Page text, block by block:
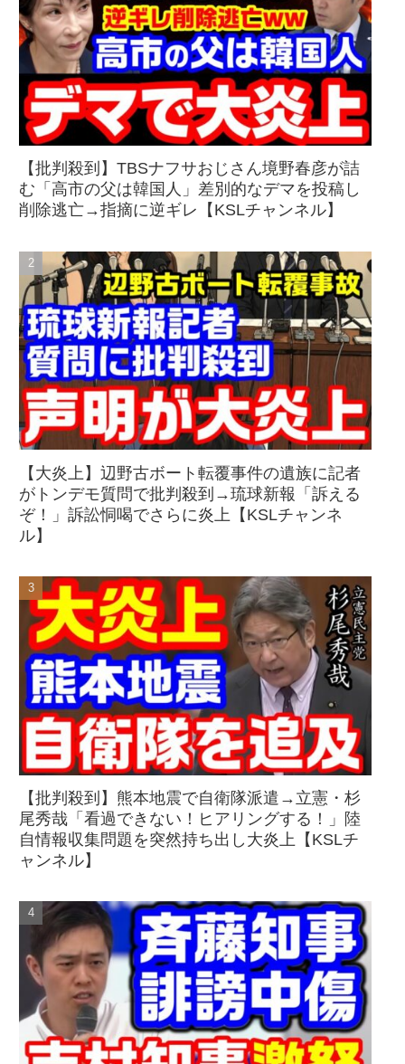
【批判殺到】TBSナフサおじさん境野春彦が詰
む「高市の父は韓国人」差別的なデマを投稿し
削除逃亡→指摘に逆ギレ【KSLチャンネル】
【大炎上】辺野古ボート転覆事件の遺族に記者
がトンデモ質問で批判殺到→琉球新報「訴える
ぞ！」訴訟恫喝でさらに炎上【KSLチャンネ
ル】
【批判殺到】熊本地震で自衛隊派遣→立憲・杉
尾秀哉「看過できない！ヒアリングする！」陸
自情報収集問題を突然持ち出し大炎上【KSLチ
ャンネル】